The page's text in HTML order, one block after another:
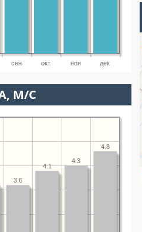
сен окт ноя дек
М/С
4.8
4.3
4.1
3.6